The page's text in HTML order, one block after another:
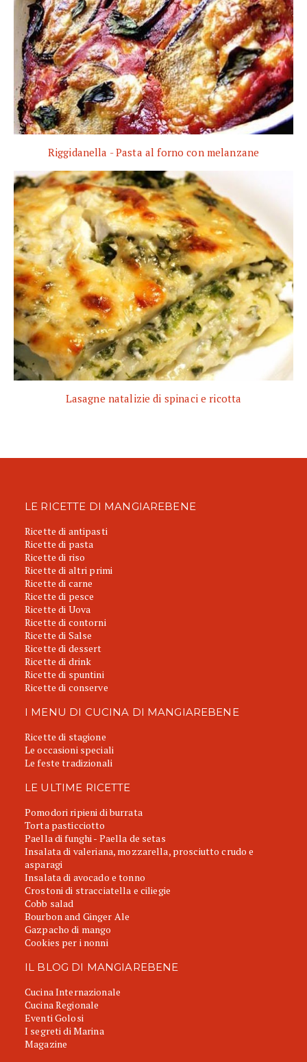
Riggidanella - Pasta al forno con melanzane
Lasagne natalizie di spinaci e ricotta
LE RICETTE DI MANGIAREBENE
Ricette di antipasti
Ricette di pasta
Ricette di riso
Ricette di altri primi
Ricette di carne
Ricette di pesce
Ricette di Uova
Ricette di contorni
Ricette di Salse
Ricette di dessert
Ricette di drink
Ricette di spuntini
Ricette di conserve
I MENU DI CUCINA DI MANGIAREBENE
Ricette di stagione
Le occasioni speciali
Le feste tradizionali
LE ULTIME RICETTE
Pomodori ripieni di burrata
Torta pasticciotto
Paella di funghi - Paella de setas
Insalata di valeriana, mozzarella, prosciutto crudo e
asparagi
Insalata di avocado e tonno
Crostoni di stracciatella e ciliegie
Cobb salad
Bourbon and Ginger Ale
Gazpacho di mango
Cookies per i nonni
IL BLOG DI MANGIAREBENE
Cucina Internazionale
Cucina Regionale
Eventi Golosi
I segreti di Marina
Magazine